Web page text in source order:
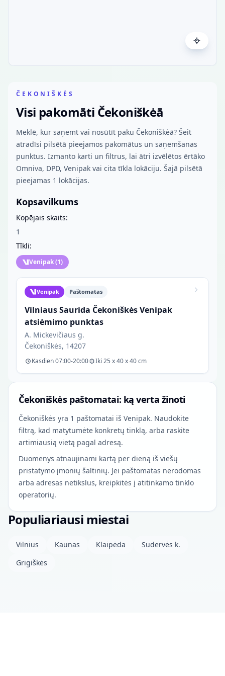
ČEKONIŠKĖS
Visi pakomāti Čekoniškėā
Meklē, kur saņemt vai nosūtīt paku Čekoniškėā? Šeit
atradīsi pilsētā pieejamos pakomātus un saņemšanas
punktus. Izmanto karti un filtrus, lai ātri izvēlētos ērtāko
Omniva, DPD, Venipak vai cita tīkla lokāciju. Šajā pilsētā
pieejamas 1 lokācijas.
Kopsavilkums
Kopējais skaits:
1
Tīkli:
Venipak(1)
Venipak Paštomatas
Vilniaus Saurida Čekoniškės Venipak
atsiėmimo punktas
A. Mickevičiaus g.
Čekoniškės, 14207
Kasdien 07:00-20:00 Iki 25 x 40 x 40 cm
Čekoniškės paštomatai: ką verta žinoti
Čekoniškės yra 1 paštomatai iš Venipak. Naudokite
filtrą, kad matytumėte konkretų tinklą, arba raskite
artimiausią vietą pagal adresą.
Duomenys atnaujinami kartą per dieną iš viešų
pristatymo įmonių šaltinių. Jei paštomatas nerodomas
arba adresas netikslus, kreipkitės į atitinkamo tinklo
operatorių.
Populiariausi miestai
Vilnius Kaunas Klaipėda
Sudervės k.
Grigiškės